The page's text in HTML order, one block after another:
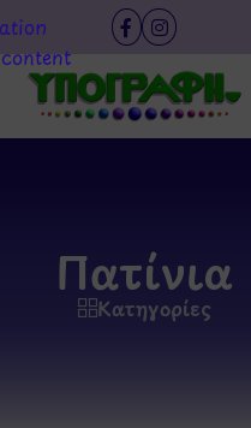
Πατίνια
Κατηγορίες